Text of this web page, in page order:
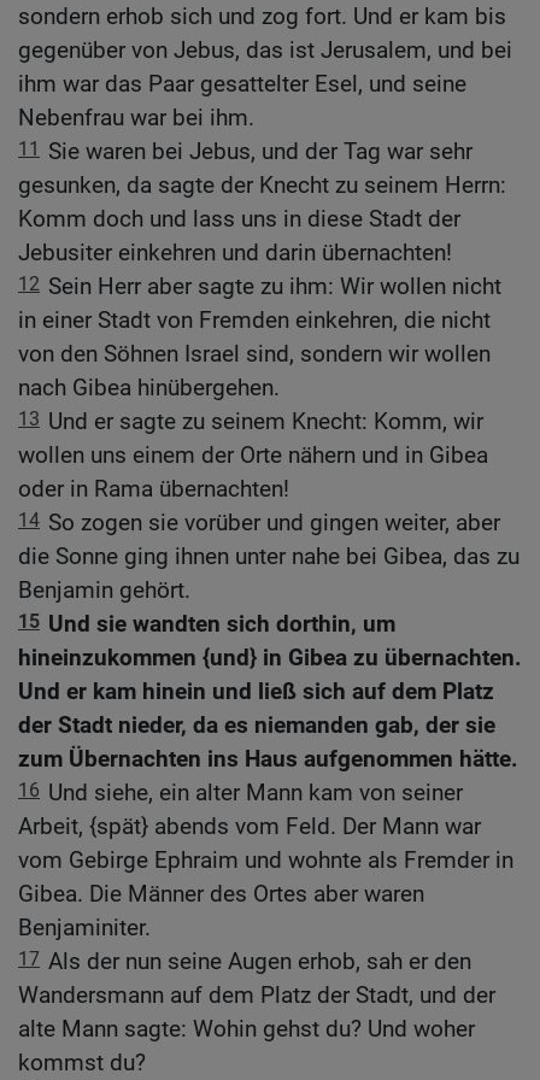
sondern erhob sich und zog fort. Und er kam bis
gegenüber von Jebus, das ist Jerusalem, und bei
ihm war das Paar gesattelter Esel, und seine
Nebenfrau war bei ihm.
11 Sie waren bei Jebus, und der Tag war sehr
gesunken, da sagte der Knecht zu seinem Herrn:
Komm doch und lass uns in diese Stadt der
Jebusiter einkehren und darin übernachten!
12 Sein Herr aber sagte zu ihm: Wir wollen nicht
in einer Stadt von Fremden einkehren, die nicht
von den Söhnen Israel sind, sondern wir wollen
nach Gibea hinübergehen.
13 Und er sagte zu seinem Knecht: Komm, wir
wollen uns einem der Orte nähern und in Gibea
oder in Rama übernachten!
14 So zogen sie vorüber und gingen weiter, aber
die Sonne ging ihnen unter nahe bei Gibea, das zu
Benjamin gehört.
15 Und sie wandten sich dorthin, um
hineinzukommen {und} in Gibea zu übernachten.
Und er kam hinein und ließ sich auf dem Platz
der Stadt nieder, da es niemanden gab, der sie
zum Übernachten ins Haus aufgenommen hätte.
16 Und siehe, ein alter Mann kam von seiner
Arbeit, {spät} abends vom Feld. Der Mann war
vom Gebirge Ephraim und wohnte als Fremder in
Gibea. Die Männer des Ortes aber waren
Benjaminiter.
17 Als der nun seine Augen erhob, sah er den
Wandersmann auf dem Platz der Stadt, und der
alte Mann sagte: Wohin gehst du? Und woher
kommst du?